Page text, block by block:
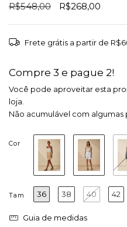
R$548,00 R$268,00
Frete grátis a partir de
Compre 3 e pague 2!
Você pode aproveitar esta
loja.
Não acumulável com
Cor
Tam 36 38 40 42
Guia de medidas